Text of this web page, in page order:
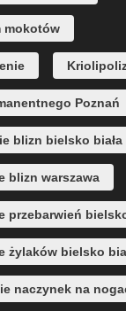
mokotów
Poznań
blizn bielsko biała
blizn warszawa
przebarwień
żylaków bielsko
naczynek na